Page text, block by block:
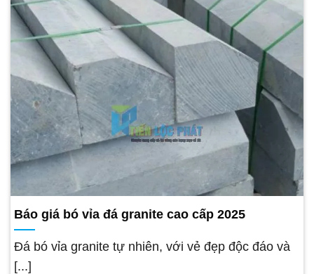
Báo giá bó vỉa đá granite cao cấp 2025
Đá bó vỉa granite tự nhiên, với vẻ đẹp độc đáo và
[...]